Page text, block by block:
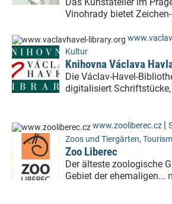
Vinohrady bietet
Kultur
Knihovna Václava
Die Václav-Havel-
digitalisiert Schriftstücke,
www.zooliberec.cz |
Zoos und Tiergärten,
Zoo Liberec
Der älteste zoologische
Gebiet der ehemaligen...